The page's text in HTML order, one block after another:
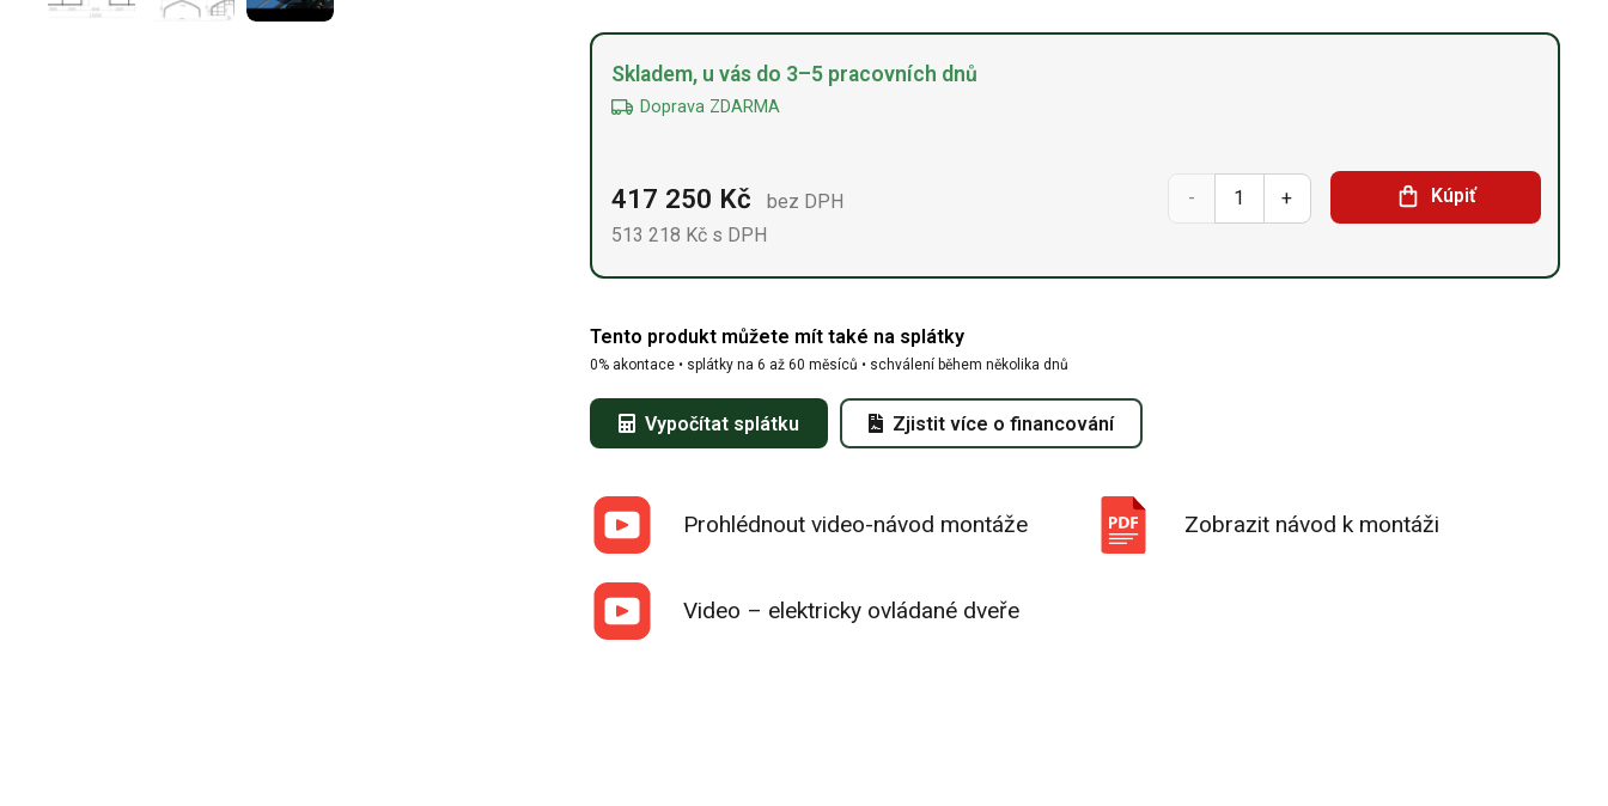
Sedlová Kúpiť
Alternative:
Skladem, u vás do 3–5 pracovních dnů
Doprava ZDARMA
417 250 Kč
bez DPH
513 218 Kč s DPH
Tento produkt můžete mít také na splátky
0% akontace • splátky na 6 až 60 měsíců • schválení během několika dnů
Vypočítat splátku Zjistit více o financování
Prohlédnout video-návod montáže Zobrazit návod k montáži
Video – elektricky ovládané dveře